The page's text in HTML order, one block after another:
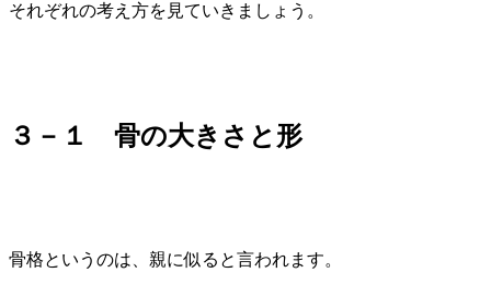
それぞれの考え方を見ていきましょう。
３－１ 骨の大きさと形
骨格というのは、親に似ると言われます。